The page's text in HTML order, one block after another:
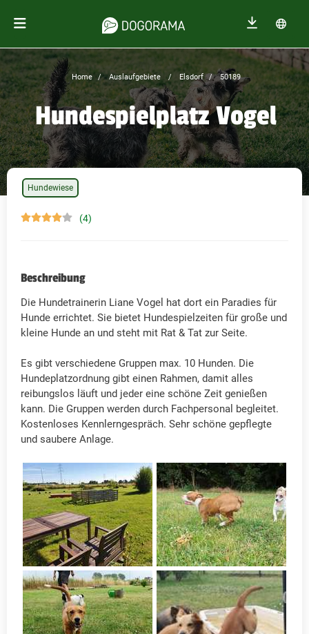
Home Auslaufgebiete Elsdorf 50189
Hundespielplatz Vogel
(4)
Hundewiese
Beschreibung
Die Hundetrainerin Liane Vogel hat dort ein Paradies für
Hunde errichtet. Sie bietet Hundespielzeiten für große und
kleine Hunde an und steht mit Rat & Tat zur Seite.
Es gibt verschiedene Gruppen max. 10 Hunden. Die
Hundeplatzordnung gibt einen Rahmen, damit alles
reibungslos läuft und jeder eine schöne Zeit genießen
kann. Die Gruppen werden durch Fachpersonal begleitet.
Kostenloses Kennlerngespräch. Sehr schöne gepflegte
und saubere Anlage.